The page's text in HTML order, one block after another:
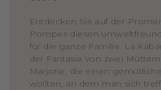
Entdecken Sie auf der
Pompes diesen
für die ganze Familie. La
der Fantasie von zwei
Marjorie, die einen
wollten, an dem man sich